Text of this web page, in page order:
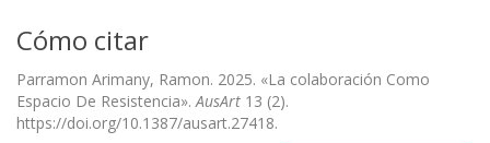
Cómo citar
Parramon Arimany, Ramon. 2025. «La colaboración Como
Espacio De Resistencia». AusArt 13 (2).
https://doi.org/10.1387/ausart.27418.